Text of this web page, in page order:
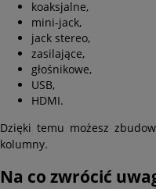
koaksjalne,
mini-jack,
jack stereo,
zasilające,
głośnikowe,
USB,
HDMI.
Dzięki temu możesz
kolumny.
Na co zwrócić